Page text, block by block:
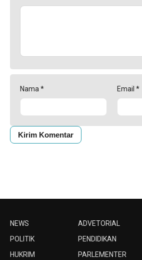
Nama * Email *
NEWS
POLITIK
HUKRIM
ADVETORIAL
PENDIDIKAN
PARLEMENTER